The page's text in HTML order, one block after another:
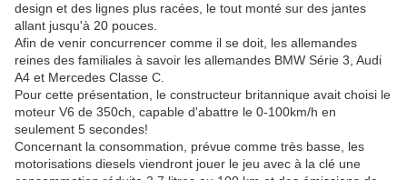
design et des lignes plus racées, le tout monté sur des jantes
allant jusqu'à 20 pouces.
Afin de venir concurrencer comme il se doit, les allemandes
reines des familiales à savoir les allemandes BMW Série 3, Audi
A4 et Mercedes Classe C.
Pour cette présentation, le constructeur britannique avait choisi le
moteur V6 de 350ch, capable d'abattre le 0-100km/h en
seulement 5 secondes!
Concernant la consommation, prévue comme très basse, les
motorisations diesels viendront jouer le jeu avec à la clé une